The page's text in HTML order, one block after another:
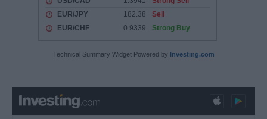
Technical Summary Widget Powered by Investing.com